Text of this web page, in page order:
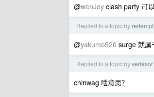
@wenJoy clash party 可
Replied to a topic by
@yakumo520 surge 就属
Replied to a topic byverfasor
chinwag 啥意思？